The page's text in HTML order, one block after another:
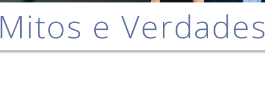
Mitos e Verdades